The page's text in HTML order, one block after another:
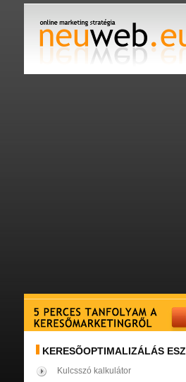
KERESÕOPTIMALIZÁLÁS
Kulcsszó kalkulátor